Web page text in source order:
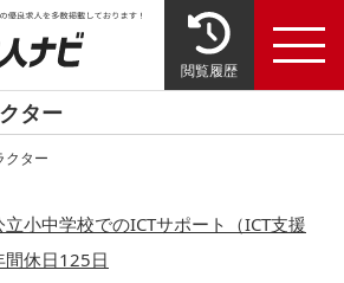
閲覧履歴
ター
クター
立小中学校でのICTサポート（ICT支援
間休日125日